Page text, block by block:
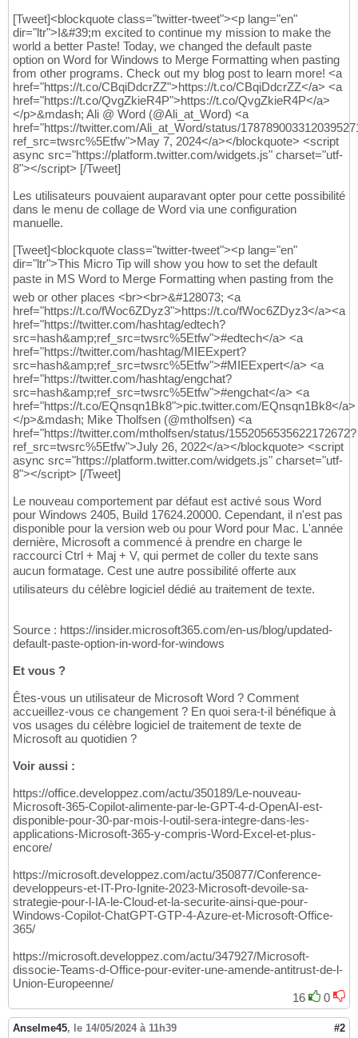
[Tweet]<blockquote class="twitter-tweet"><p lang="en"
dir="ltr">I&#39;m excited to continue my mission to make the
world a better Paste! Today, we changed the default paste
option on Word for Windows to Merge Formatting when pasting
from other programs. Check out my blog post to learn more! <a
href="https://t.co/CBqiDdcrZZ">https://t.co/CBqiDdcrZZ</a> <a
href="https://t.co/QvgZkieR4P">https://t.co/QvgZkieR4P</a>
</p>&mdash; Ali @ Word (@Ali_at_Word) <a
href="https://twitter.com/Ali_at_Word/status/
ref_src=twsrc%5Etfw">May 7, 2024</a></blockquote> <script
async src="https://platform.twitter.com/widgets.js" charset="utf-
8"></script> [/Tweet]
Les utilisateurs pouvaient auparavant opter pour cette possibilité
dans le menu de collage de Word via une configuration
manuelle.
[Tweet]<blockquote class="twitter-tweet"><p lang="en"
dir="ltr">This Micro Tip will show you how to set the default
paste in MS Word to Merge Formatting when pasting from the
web or other places <br><br>&#128073; <a
href="https://t.co/fWoc6ZDyz3">https://t.co/fWoc6ZDyz3</a><a
href="https://twitter.com/hashtag/edtech?
src=hash&amp;ref_src=twsrc%5Etfw">#edtech</a> <a
href="https://twitter.com/hashtag/MIEExpert?
src=hash&amp;ref_src=twsrc%5Etfw">#MIEExpert</a> <a
href="https://twitter.com/hashtag/engchat?
src=hash&amp;ref_src=twsrc%5Etfw">#engchat</a> <a
href="https://t.co/EQnsqn1Bk8">pic.twitter.com/EQnsqn1Bk8</a>
</p>&mdash; Mike Tholfsen (@mtholfsen) <a
href="https://twitter.com/mtholfsen/status/1552056535622172672?
ref_src=twsrc%5Etfw">July 26, 2022</a></blockquote> <script
async src="https://platform.twitter.com/widgets.js" charset="utf-
8"></script> [/Tweet]
Le nouveau comportement par défaut est activé sous Word
pour Windows 2405, Build 17624.20000. Cependant, il n'est pas
disponible pour la version web ou pour Word pour Mac. L'année
dernière, Microsoft a commencé à prendre en charge le
raccourci Ctrl + Maj + V, qui permet de coller du texte sans
aucun formatage. Cest une autre possibilité offerte aux
utilisateurs du célèbre logiciel dédié au traitement de texte.
Source : https://insider.microsoft365.com/en-us/blog/updated-
default-paste-option-in-word-for-windows
Et vous ?
Êtes-vous un utilisateur de Microsoft Word ? Comment
accueillez-vous ce changement ? En quoi sera-t-il bénéfique à
vos usages du célèbre logiciel de traitement de texte de
Microsoft au quotidien ?
Voir aussi :
https://office.developpez.com/actu/350189/Le-nouveau-
Microsoft-365-Copilot-alimente-par-le-GPT-4-d-OpenAI-est-
disponible-pour-30-par-mois-l-outil-sera-integre-dans-les-
applications-Microsoft-365-y-compris-Word-Excel-et-plus-
encore/
https://microsoft.developpez.com/actu/350877/Conference-
developpeurs-et-IT-Pro-Ignite-2023-Microsoft-devoile-sa-
strategie-pour-l-IA-le-Cloud-et-la-securite-ainsi-que-pour-
Windows-Copilot-ChatGPT-GTP-4-Azure-et-Microsoft-Office-
365/
https://microsoft.developpez.com/actu/347927/Microsoft-
dissocie-Teams-d-Office-pour-eviter-une-amende-antitrust-de-l-
Union-Europeenne/
16
0
Anselme45, le 14/05/2024 à 11h39 #2